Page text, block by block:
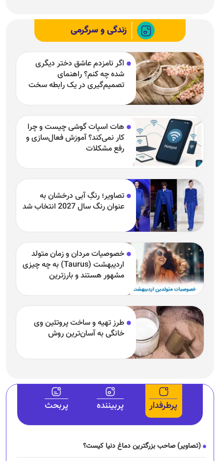
زندگی و سرگرمی
اگر نامزدم عاشق دختر دیگری
شده چه کنم؟ راهنمای
تصمیم‌گیری در یک رابطه سخت
هات اسپات گوشی چیست و چرا
کار نمی‌کند؟ آموزش فعال‌سازی و
رفع مشکلات
تصاویر؛ رنگِ آبی درخشان به
عنوان رنگ سال 2027 انتخاب شد
خصوصیات مردان و زمان متولد
اردیبهشت (Taurus) به چه چیزی
مشهور هستند و بارزترین
طرز تهیه و ساخت پروتئین وی
خانگی به آسان‌ترین روش
پرطرفدار پربیننده پربحث
(تصاویر) صاحب بزرگترین دماغ دنیا کیست؟